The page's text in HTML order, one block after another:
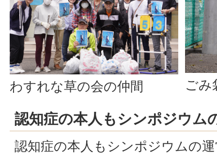
わすれな草の会の仲間 ごみ
認知症の本人もシンポジウム
認知症の本人もシンポジウムの